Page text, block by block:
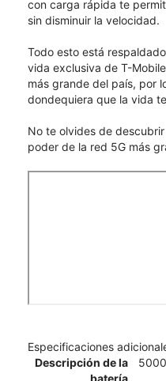
con carga rápida te
sin disminuir la velocidad.
Todo esto está
vida exclusiva de T-
más grande del país, por
dondequiera que la vida
No te olvides de
poder de la red 5G más
Especificaciones
Descripción de la
batería